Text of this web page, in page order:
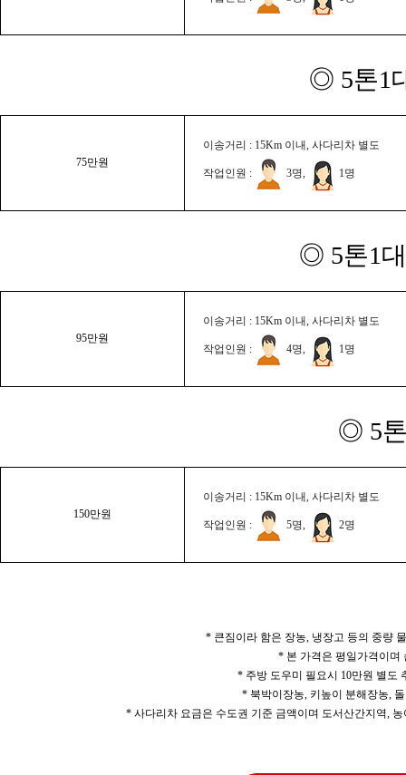
◎ 5톤1
75만원
이송거리 : 15Km 이내, 사다리차 별도
작업인원 : 3명, 1명
◎ 5톤1
95만원
이송거리 : 15Km 이내, 사다리차 별도
작업인원 : 4명, 1명
◎ 5
150만원
이송거리 : 15Km 이내, 사다리차 별도
작업인원 : 5명, 2명
* 큰짐이라 함은 장농, 냉장고 등의 중량
* 본 가격은 평일가격이며
* 주방 도우미 필요시 10만원 별도
* 북박이장농, 키높이 분해장농,
* 사다리차 요금은 수도권 기준 금액이며 도서산간지역,